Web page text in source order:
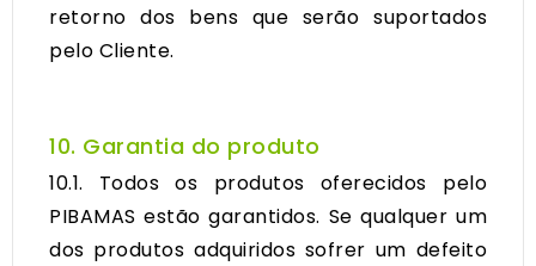
retorno dos bens que serão suportados
pelo Cliente.
10. Garantia do produto
10.1. Todos os produtos oferecidos pelo
PIBAMAS estão garantidos. Se qualquer um
dos produtos adquiridos sofrer um defeito